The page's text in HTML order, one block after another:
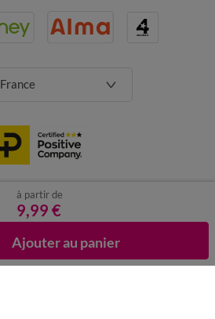
à partir de
9,99 €
Ajouter au panier
France
Données personnelles